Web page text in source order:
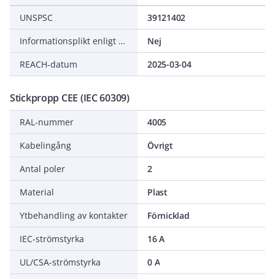
UNSPSC
39121402
Informationsplikt enligt REACH
Nej
REACH-datum
2025-03-04
Stickpropp CEE (IEC 60309)
RAL-nummer
4005
Kabelingång
Övrigt
Antal poler
2
Material
Plast
Ytbehandling av kontakter
Förnicklad
IEC-strömstyrka
16 A
UL/CSA-strömstyrka
0 A